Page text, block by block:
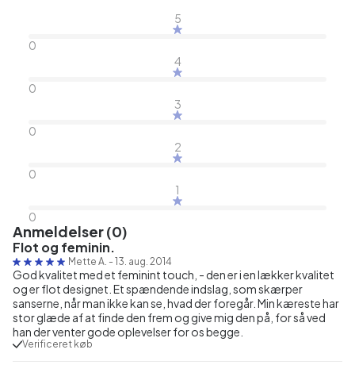
5
0
4
0
3
0
2
0
1
0
Anmeldelser (0)
Flot og feminin.
Mette A. - 13. aug. 2014
God kvalitet med et feminint touch, - den er i en lækker kvalitet
og er flot designet. Et spændende indslag, som skærper
sanserne, når man ikke kan se, hvad der foregår. Min kæreste har
stor glæde af at finde den frem og give mig den på, for så ved
han der venter gode oplevelser for os begge.
Verificeret køb